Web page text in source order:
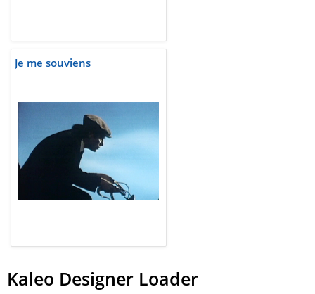
Je me souviens
Kaleo Designer Loader